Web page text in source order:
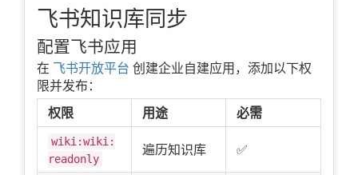
飞书知识库同步
配置飞书应用
在 飞书开放平台 创建企业自建应用，添加以下权
限并发布：
权限
用途 必需
wiki:wiki:
readonly
遍历知识库 ✅